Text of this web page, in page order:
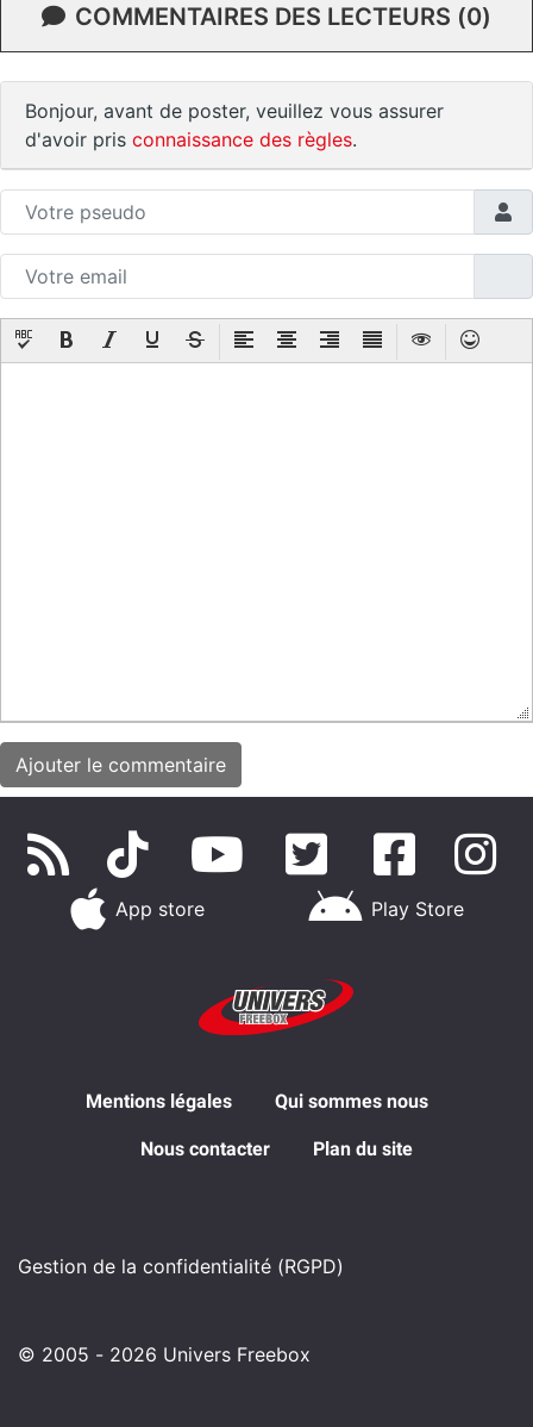
COMMENTAIRES DES LECTEURS (0)
Bonjour, avant de poster, veuillez vous assurer
d'avoir pris connaissance des règles.
App store Play Store
Mentions légales Qui sommes nous
Nous contacter Plan du site
Gestion de la confidentialité (RGPD)
© 2005 - 2026 Univers Freebox